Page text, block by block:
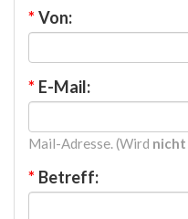
*Von:
* E-Mail:
Mail-Adresse. (Wird nicht
* Betreff: